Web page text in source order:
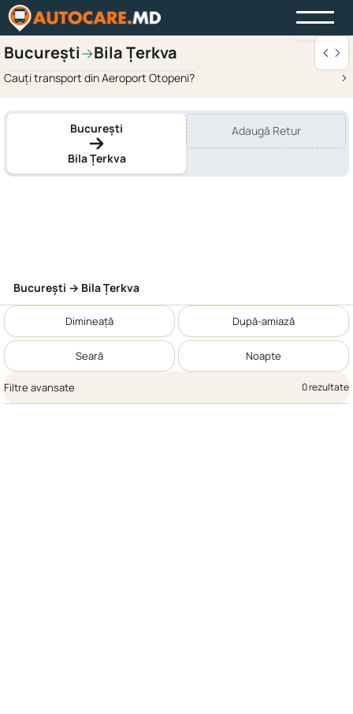
București→Bila Țerkva
Cauți transport din Aeroport Otopeni?
București
Bila Țerkva
Adaugă Retur
București → Bila Țerkva
Dimineață După-amiază
Seară Noapte
Filtre avansate 0 rezultate